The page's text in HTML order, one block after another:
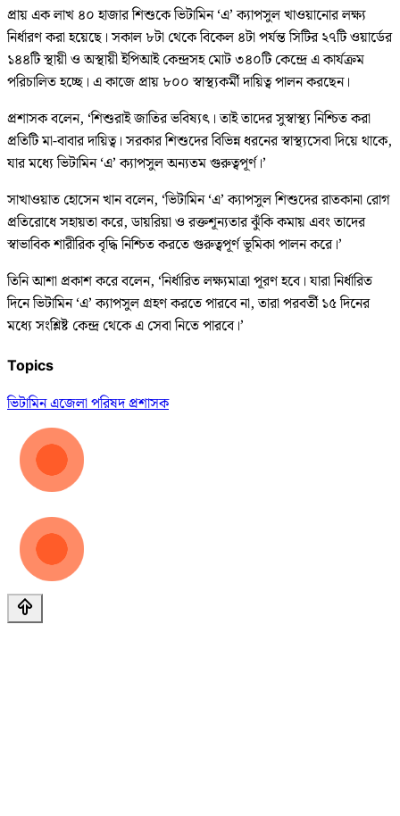
প্রায় এক লাখ ৪০ হাজার শিশুকে ভিটামিন ‘এ’ ক্যাপসুল খাওয়ানোর লক্ষ্য
নির্ধারণ করা হয়েছে। সকাল ৮টা থেকে বিকেল ৪টা পর্যন্ত সিটির ২৭টি ওয়ার্ডের
১৪৪টি স্থায়ী ও অস্থায়ী ইপিআই কেন্দ্রসহ মোট ৩৪০টি কেন্দ্রে এ কার্যক্রম
পরিচালিত হচ্ছে। এ কাজে প্রায় ৮০০ স্বাস্থ্যকর্মী দায়িত্ব পালন করছেন।
প্রশাসক বলেন, ‘শিশুরাই জাতির ভবিষ্যৎ। তাই তাদের সুস্বাস্থ্য নিশ্চিত করা
প্রতিটি মা-বাবার দায়িত্ব। সরকার শিশুদের বিভিন্ন ধরনের স্বাস্থ্যসেবা দিয়ে থাকে,
যার মধ্যে ভিটামিন ‘এ’ ক্যাপসুল অন্যতম গুরুত্বপূর্ণ।’
সাখাওয়াত হোসেন খান বলেন, ‘ভিটামিন ‘এ’ ক্যাপসুল শিশুদের রাতকানা রোগ
প্রতিরোধে সহায়তা করে, ডায়রিয়া ও রক্তশূন্যতার ঝুঁকি কমায় এবং তাদের
স্বাভাবিক শারীরিক বৃদ্ধি নিশ্চিত করতে গুরুত্বপূর্ণ ভূমিকা পালন করে।’
তিনি আশা প্রকাশ করে বলেন, ‘নির্ধারিত লক্ষ্যমাত্রা পূরণ হবে। যারা নির্ধারিত
দিনে ভিটামিন ‘এ’ ক্যাপসুল গ্রহণ করতে পারবে না, তারা পরবর্তী ১৫ দিনের
মধ্যে সংশ্লিষ্ট কেন্দ্র থেকে এ সেবা নিতে পারবে।’
Topics
ভিটামিন এজেলা পরিষদ প্রশাসক